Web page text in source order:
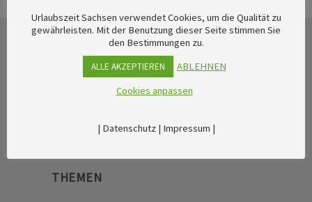
THEMEN
Urlaubszeit Sachsen verwendet Cookies, um die Qualität zu
gewährleisten. Mit der Benutzung dieser Seite stimmen Sie
den Bestimmungen zu.
ALLE AKZEPTIEREN
ABLEHNEN
Cookies anpassen
| Datenschutz| Impressum |